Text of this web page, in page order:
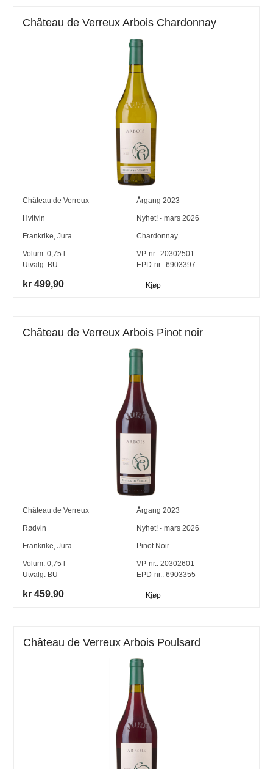
Château de Verreux Arbois Chardonnay
Château de Verreux Årgang 2023
Hvitvin Nyhet! - mars 2026
Frankrike ,Jura Chardonnay
Volum:0,75 l
Utvalg: BU
VP-nr.:20302501
EPD-nr.: 6903397
kr 499,90 Kjøp
Château de Verreux Arbois Pinot noir
Château de Verreux Årgang 2023
Rødvin Nyhet! - mars 2026
Frankrike ,Jura Pinot Noir
Volum:0,75 l
Utvalg: BU
VP-nr.:20302601
EPD-nr.: 6903355
kr 459,90 Kjøp
Château de Verreux Arbois Poulsard